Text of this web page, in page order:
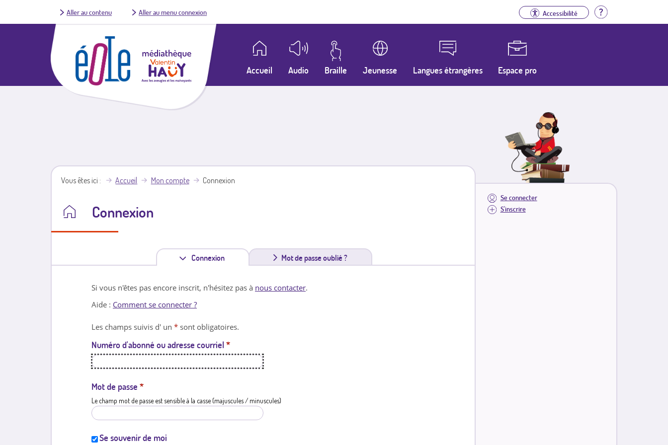
Aller au contenu Aller au menu connexion Accessibilité Aide
Accueil Audio Braille Jeunesse Langues étrangères Espace pro
Se connecter
S'inscrire
Vous êtes ici Accueil Mon compte Connexion
Connexion
Connexion
n
l
e
Mot de passe oublié ?
Si vous n'êtes pas encore inscrit, n'hésitez pas à nous contacter.
Aide : Comment se connecter ?
Les champs suivis d' un * sont obligatoires.
Numéro d'abonné ou adresse courriel *
Mot de passe *
Le champ mot de passe est sensible à la casse (majuscules / minuscules)
Se souvenir de moi